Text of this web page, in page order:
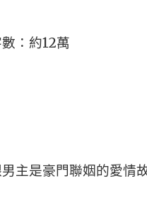
：約12萬
主是豪門聯姻的愛情